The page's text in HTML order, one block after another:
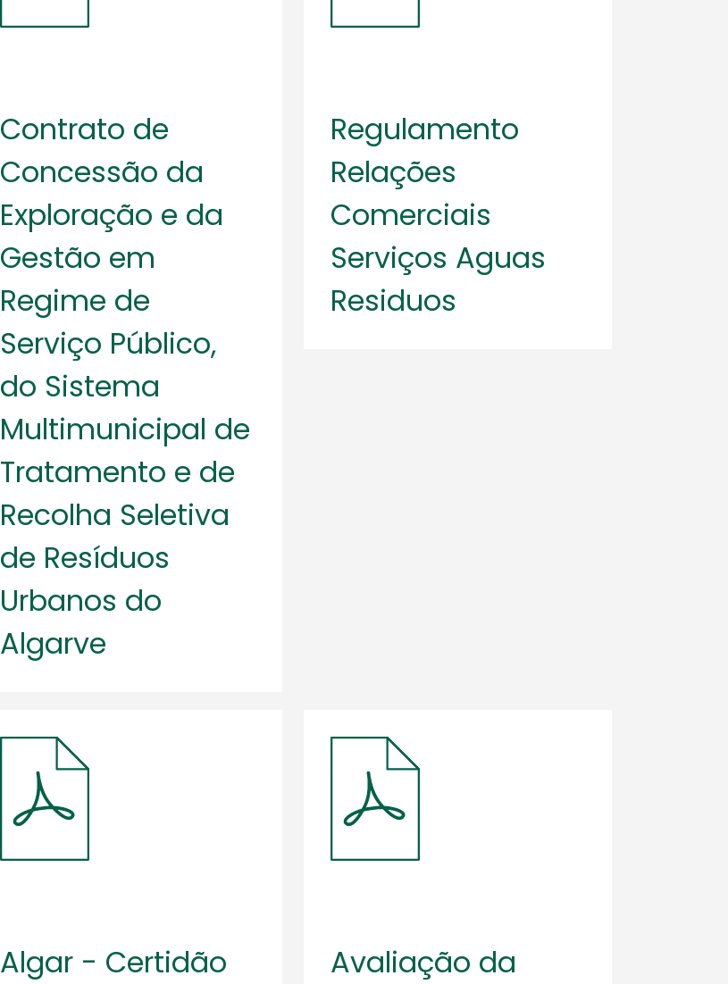
Contrato de
Concessão da
Exploração e da
Gestão em
Regime de
Serviço Público,
do Sistema
Multimunicipal de
Tratamento e de
Recolha Seletiva
de Resíduos
Urbanos do
Algarve
Regulamento
Relações
Comerciais
Serviços Aguas
Residuos
Algar - Certidão
Avaliação da